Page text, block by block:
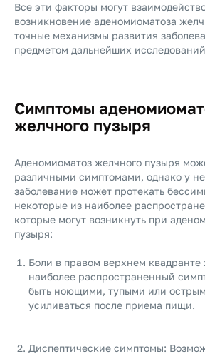
Все эти факторы могут
возникновение аденомиоматоза
точные механизмы развития
предметом дальнейших
Симптомы
желчного пузыря
Аденомиоматоз желчного пузыря
различными симптомами, однако у
заболевание может протекать
некоторые из наиболее
которые могут возникнуть при
пузыря:
Боли в правом верхнем квадранте
наиболее распространенный
быть ноющими, тупыми или
усиливаться после приема пищи.
Диспептические симптомы: